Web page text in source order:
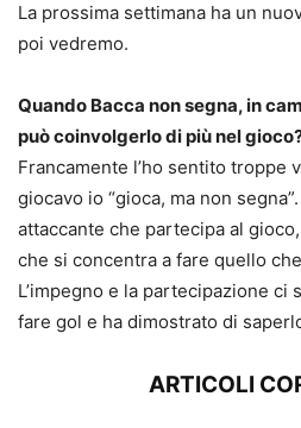
La prossima settimana ha un
poi vedremo.
Quando Bacca non segna, in
può coinvolgerlo di più nel
Francamente l’ho sentito troppe
giocavo io “gioca, ma non
attaccante che partecipa al
che si concentra a fare quello
L’impegno e la partecipazione ci
fare gol e ha dimostrato di
ARTICOLI